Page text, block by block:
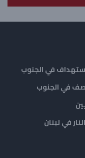
في الجنوب
في الجنوب
في لبنان